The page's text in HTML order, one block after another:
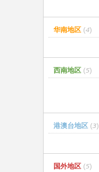
华南地区 (4)
西南地区 (5)
港澳台地区 (3)
国外地区 (5)